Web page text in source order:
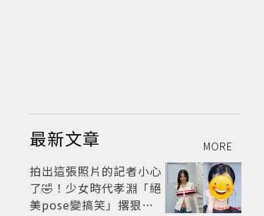
最新文章 MORE
拍出這張照片的記者小心
了🤣！少女時代孝淵「絕
美pose變搞笑」撂狠